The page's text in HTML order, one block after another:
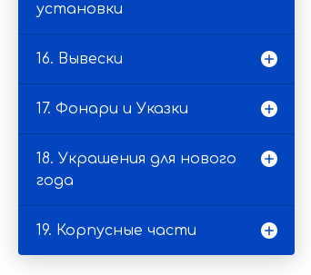
установки
16. Вывески
17. Фонари и Указки
18. Украшения для нового
года
19. Корпусные части